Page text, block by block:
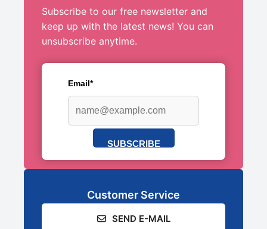
Subscribe to our free newsletter and
keep up with the latest news! You can
unsubscribe anytime.
Email*
SUBSCRIBE
Customer Service
SEND E-MAIL